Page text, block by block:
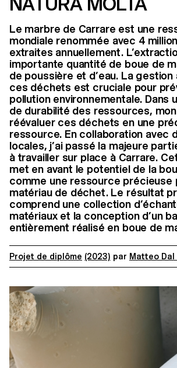
Le marbre de Carrare est une
mondiale renommée avec 4
extraites annuellement.
importante quantité de boue de
de poussière et d’eau. La gestion
ces déchets est cruciale pour
pollution environnementale. Dans
de durabilité des ressources,
réévaluer ces déchets en une
ressource. En collaboration avec
locales, j’ai passé la majeure
à travailler sur place à Carrare.
met en avant le potentiel de la
comme une ressource précieuse
matériau de déchet. Le résultat
comprend une collection
matériaux et la conception d’un
entièrement réalisé en boue de
Projet de diplôme (2023) par Matteo Dal